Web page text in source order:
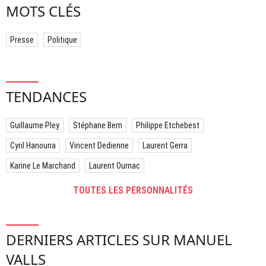
MOTS CLÉS
Presse Politique
TENDANCES
Guillaume Pley Stéphane Bern Philippe Etchebest
Cyril Hanouna Vincent Dedienne Laurent Gerra
Karine Le Marchand Laurent Ournac
TOUTES LES PERSONNALITÉS
DERNIERS ARTICLES SUR MANUEL
VALLS